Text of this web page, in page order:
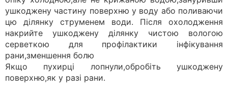
ушкоджену частину поверхню у воду або поливаючи
цю ділянку струменем води. Після охолодження
накрийте ушкоджену ділянку чистою вологою
серветкою для профілактики інфікування
рани,зменшення болю
Якщо пухирці лопнули,обробіть ушкоджену
поверхню,як у разі рани.